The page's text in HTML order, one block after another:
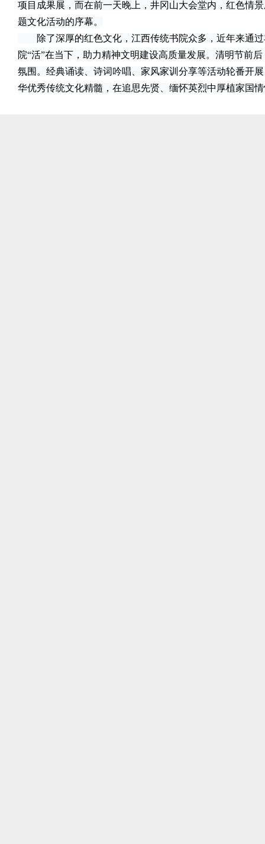
项目成果展，而在前一天晚上，井冈山大会堂内，红色情
题文化活动的序幕。
除了深厚的红色文化，江西传统书院众多，近年来通过
院“活”在当下，助力精神文明建设高质量发展。清明节前
氛围。经典诵读、诗词吟唱、家风家训分享等活动轮番开
华优秀传统文化精髓，在追思先贤、缅怀英烈中厚植家国